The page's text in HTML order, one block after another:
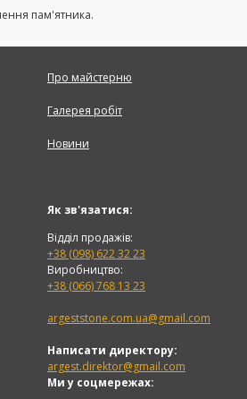
пам'ятника.
Про майстерню
Галерея робіт
Новини
Як зв'язатися:
Відділ продажів:
+38 (098) 622 32 23
Виробництво:
+38 (066) 768 13 23
argeststone.com.ua@gmail.com
Написати директору:
argest.direktor@gmail.com
Ми у соцмережах: